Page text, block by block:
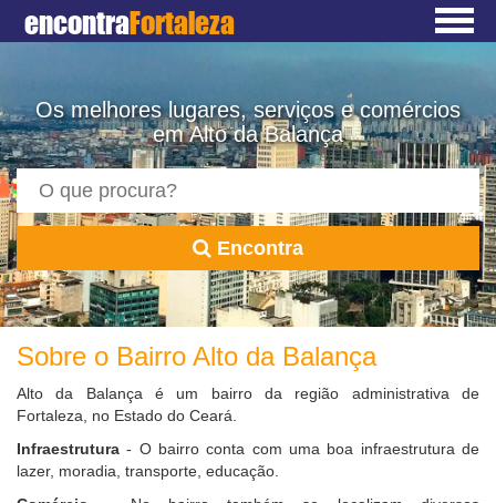
encontraFortaleza
Os melhores lugares, serviços e comércios
em Alto da Balança
Encontra
Sobre o Bairro Alto da Balança
Alto da Balança é um bairro da região administrativa de
Fortaleza, no Estado do Ceará.
Infraestrutura - O bairro conta com uma boa infraestrutura de
lazer, moradia, transporte, educação.